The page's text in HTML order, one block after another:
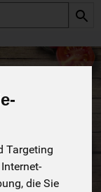
Targeting
die Sie
283